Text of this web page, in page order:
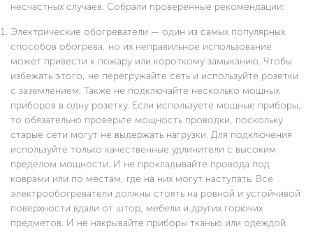
несчастных случаев. Собрали проверенные рекомендации:
Электрические обогреватели — один из самых популярных
способов обогрева, но их неправильное использование
может привести к пожару или короткому замыканию. Чтобы
избежать этого, не перегружайте сеть и используйте розетки
с заземлением. Также не подключайте несколько мощных
приборов в одну розетку. Если используете мощные приборы,
то обязательно проверьте мощность проводки, поскольку
старые сети могут не выдержать нагрузки. Для подключения
используйте только качественные удлинители с высоким
пределом мощности. И не прокладывайте провода под
коврами или по местам, где на них могут наступать. Все
электрообогреватели должны стоять на ровной и устойчивой
поверхности вдали от штор, мебели и других горючих
предметов. И не накрывайте приборы тканью или одеждой.